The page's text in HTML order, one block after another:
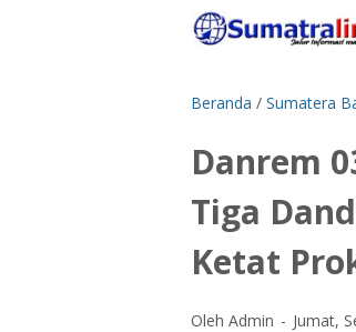
Beranda / Sumatera
Danrem
Tiga
Ketat
Oleh Admin Jumat,